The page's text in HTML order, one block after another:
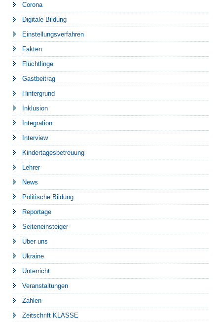
Corona
Digitale Bildung
Einstellungsverfahren
Fakten
Flüchtlinge
Gastbeitrag
Hintergrund
Inklusion
Integration
Interview
Kindertagesbetreuung
Lehrer
News
Politische Bildung
Reportage
Seiteneinsteiger
Über uns
Ukraine
Unterricht
Veranstaltungen
Zahlen
Zeitschrift KLASSE